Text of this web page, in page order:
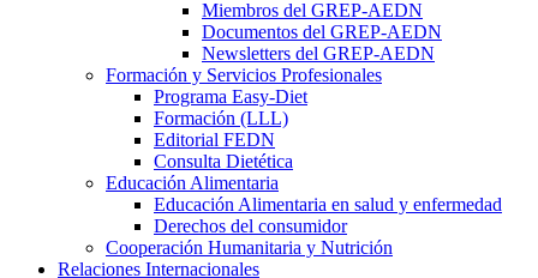
Miembros del GREP-AEDN
Documentos del GREP-AEDN
Newsletters del GREP-AEDN
Formación y Servicios Profesionales
Programa Easy-Diet
Formación (LLL)
Editorial FEDN
Consulta Dietética
Educación Alimentaria
Educación Alimentaria en salud y enfermedad
Derechos del consumidor
Cooperación Humanitaria y Nutrición
Relaciones Internacionales